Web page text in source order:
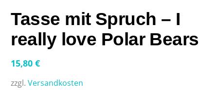
Tasse mit Spruch – I
really love Polar Bears
15,80€
zzgl.Versandkosten